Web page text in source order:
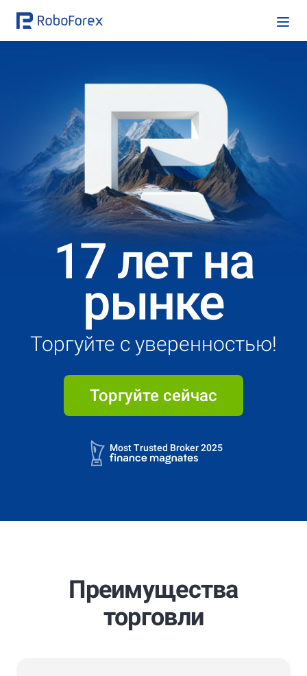
17 лет на
рынке
Торгуйте с уверенностью!
Торгуйте сейчас
Most Trusted Broker 2025
4.7 4.9
Преимущества
торговли